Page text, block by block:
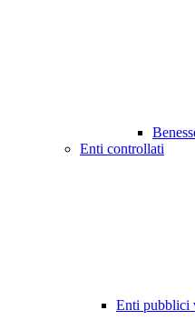
Enti controllati
Enti pubblici